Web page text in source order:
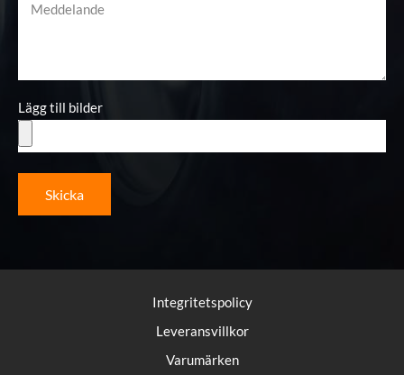
Lägg till bilder
Skicka
Integritetspolicy
Leveransvillkor
Varumärken